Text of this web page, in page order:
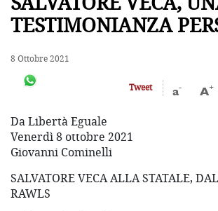
TESTIMONIANZA
8 Ottobre 2021
Tweet a- A+
Da Libertà Eguale
Venerdì 8 ottobre 2021
Giovanni Cominelli
SALVATORE VECA ALLA STATALE,
RAWLS